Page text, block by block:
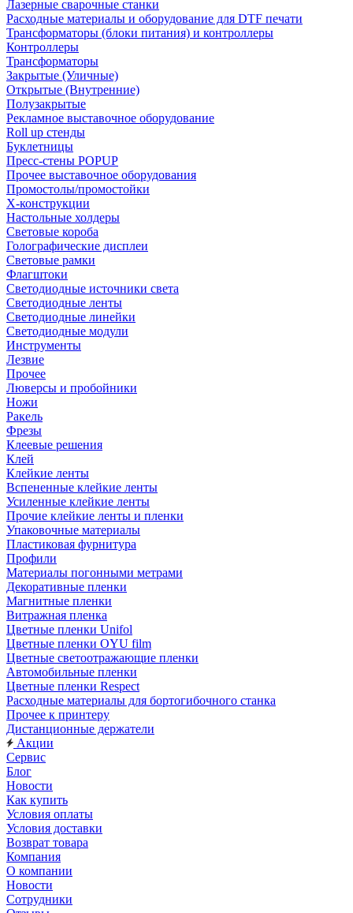
Лазерные сварочные станки
Расходные материалы и оборудование для DTF печати
Трансформаторы (блоки питания) и контроллеры
Контроллеры
Трансформаторы
Закрытые (Уличные)
Открытые (Внутренние)
Полузакрытые
Рекламное выставочное оборудование
Roll up стенды
Буклетницы
Пресс-стены POPUP
Прочее выставочное оборудования
Промостолы/промостойки
Х-конструкции
Настольные холдеры
Световые короба
Голографические дисплеи
Световые рамки
Флагштоки
Светодиодные источники света
Светодиодные ленты
Светодиодные линейки
Светодиодные модули
Инструменты
Лезвие
Прочее
Люверсы и пробойники
Ножи
Ракель
Фрезы
Клеевые решения
Клей
Клейкие ленты
Вспененные клейкие ленты
Усиленные клейкие ленты
Прочие клейкие ленты и пленки
Упаковочные материалы
Пластиковая фурнитура
Профили
Материалы погонными метрами
Декоративные пленки
Магнитные пленки
Витражная пленка
Цветные пленки Unifol
Цветные пленки OYU film
Цветные светоотражающие пленки
Автомобильные пленки
Цветные пленки Respect
Расходные материалы для бортогибочного станка
Прочее к принтеру
Дистанционные держатели
Акции
Сервис
Блог
Новости
Как купить
Условия оплаты
Условия доставки
Возврат товара
Компания
О компании
Новости
Сотрудники